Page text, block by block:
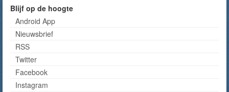
Blijf op de hoogte
Android App
Nieuwsbrief
RSS
Twitter
Facebook
Instagram